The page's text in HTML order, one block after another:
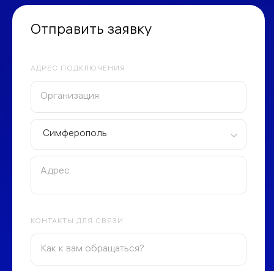
Отправить заявку
АДРЕС ПОДКЛЮЧЕНИЯ
Симферополь
КОНТАКТЫ ДЛЯ СВЯЗИ